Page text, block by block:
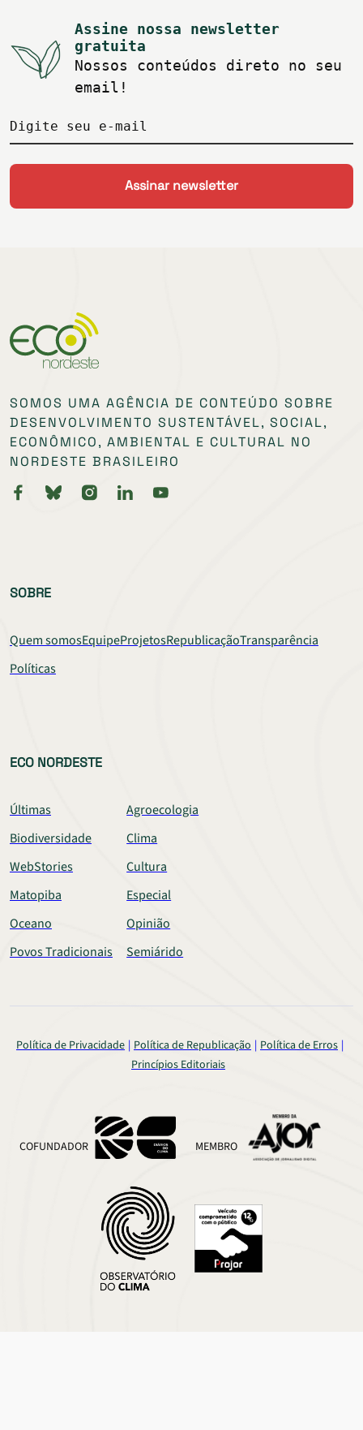
Assine nossa newsletter
gratuita
Nossos conteúdos direto no seu
email!
Digite seu e-mail
SOMOS UMA AGÊNCIA DE CONTEÚDO SOBRE
DESENVOLVIMENTO SUSTENTÁVEL, SOCIAL,
ECONÔMICO, AMBIENTAL E CULTURAL NO
NORDESTE BRASILEIRO
SOBRE
Quem somosEquipeProjetosRepublicaçãoTransparência
Políticas
ECO NORDESTE
Últimas
Agroecologia
Biodiversidade
Clima
WebStories
Cultura
Matopiba
Especial
Oceano
Opinião
Povos Tradicionais
Semiárido
Política de Privacidade Política de Republicação
Política de Erros
Princípios Editoriais
COFUNDADOR MEMBRO